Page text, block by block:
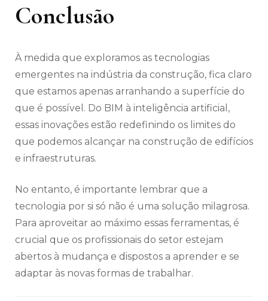
Conclusão
À medida que exploramos as tecnologias
emergentes na indústria da construção, fica claro
que estamos apenas arranhando a superfície do
que é possível. Do BIM à inteligência artificial,
essas inovações estão redefinindo os limites do
que podemos alcançar na construção de edifícios
e infraestruturas.
No entanto, é importante lembrar que a
tecnologia por si só não é uma solução milagrosa.
Para aproveitar ao máximo essas ferramentas, é
crucial que os profissionais do setor estejam
abertos à mudança e dispostos a aprender e se
adaptar às novas formas de trabalhar.